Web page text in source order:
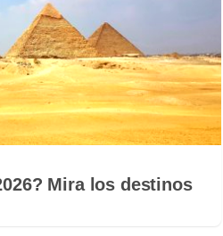
Mira los destinos